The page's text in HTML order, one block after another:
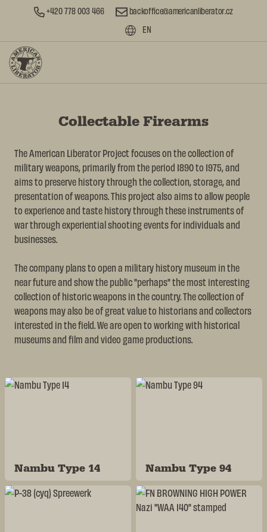
+420 778 003 466
backoffice@americanliberator.cz
EN
Collectable Firearms
The American Liberator Project focuses on the collection of
military weapons, primarily from the period 1890 to 1975, and
aims to preserve history through the collection, storage, and
presentation of weapons. This project also aims to allow people
to experience and taste history through these instruments of
war through experiential shooting events for individuals and
businesses.
The company plans to open a military history museum in the
near future and show the public "perhaps" the most interesting
collection of historic weapons in the country. The collection of
weapons may also be of great value to historians and collectors
interested in the field. We are open to working with historical
museums and film and video game productions.
Nambu Type 14 Nambu Type 94